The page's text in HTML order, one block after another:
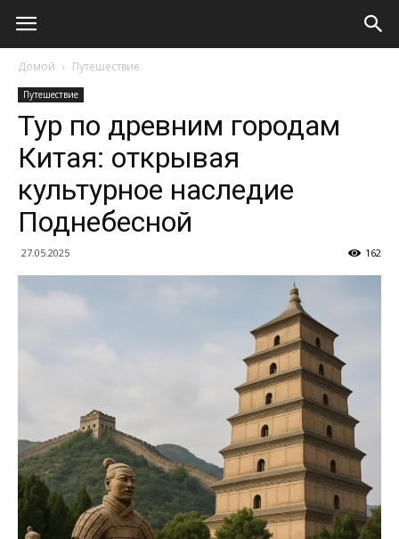
Домой Путешествие
Путешествие
Тур по древним городам
Китая: открывая
культурное наследие
Поднебесной
27.05.2025 162